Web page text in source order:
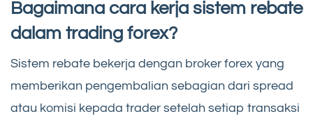
Bagaimana cara kerja sistem rebate
dalam trading forex?
Sistem rebate bekerja dengan broker forex yang
memberikan pengembalian sebagian dari spread
atau komisi kepada trader setelah setiap transaksi